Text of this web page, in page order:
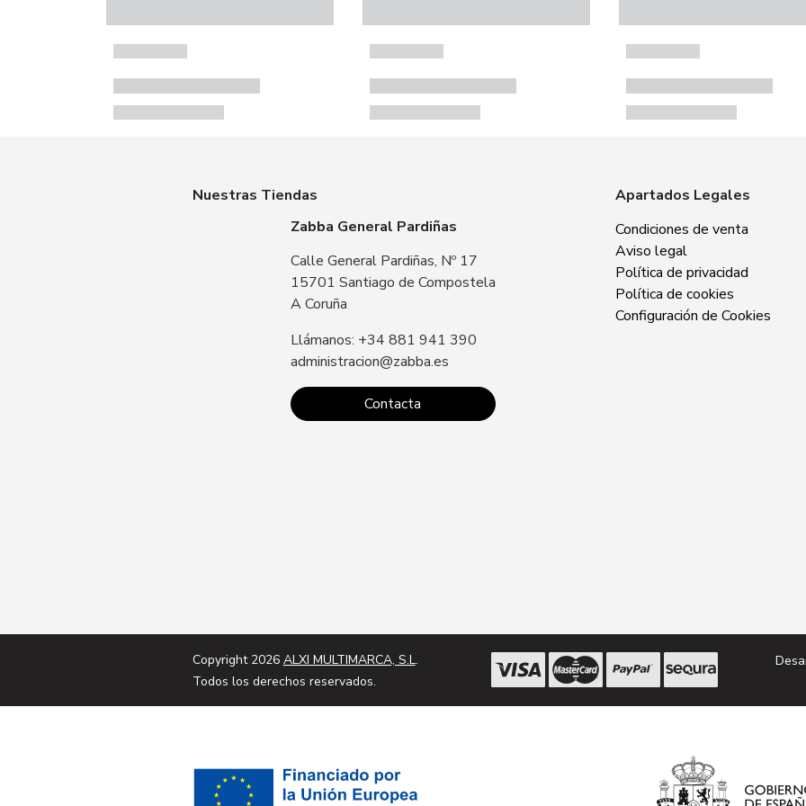
Nuestras Tiendas
Zabba General Pardiñas
Calle General Pardiñas, Nº 17
15701 Santiago de Compostela
A Coruña
Llámanos: +34 881 941 390
administracion@zabba.es
Contacta
Zabba Area
15707 Santiago
Sin especificar
Apartados Legales
Condiciones de venta
Aviso legal
Política de privacidad
Política de cookies
Configuración de Cookies
Copyright 2026 ALXI MULTIMARCA, S.L.
Todos los derechos reservados.